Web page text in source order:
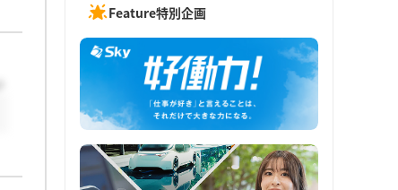
Feature特別企画